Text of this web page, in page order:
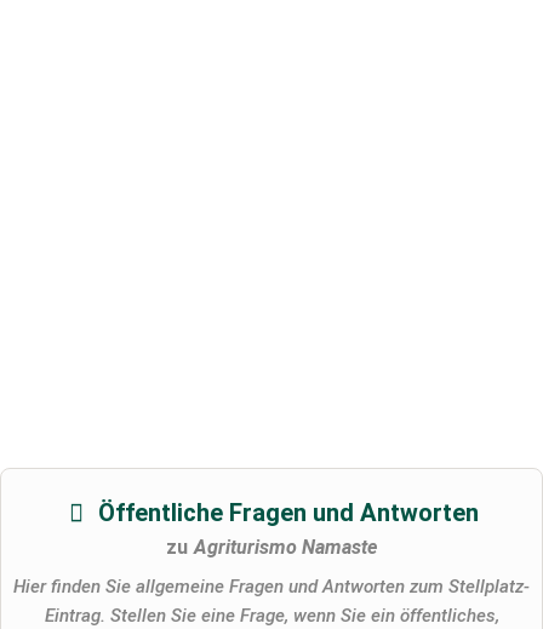
Öffentliche Fragen und Antworten
zu Agriturismo Namaste
Hier finden Sie allgemeine Fragen und Antworten zum Stellplatz-
Eintrag. Stellen Sie eine Frage, wenn Sie ein öffentliches,